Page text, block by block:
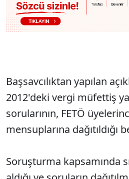
Başsavcılıktan yapılan
2012'deki vergi müfettiş
sorularının, FETÖ
mensuplarına dağıtıldığı
Soruşturma kapsamında